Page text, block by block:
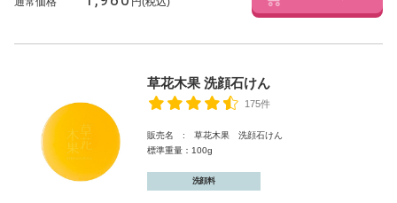
草花木果 洗顔石けん
175件
販売名 : 草花木果 洗顔石けん
標準重量：100g
洗顔料